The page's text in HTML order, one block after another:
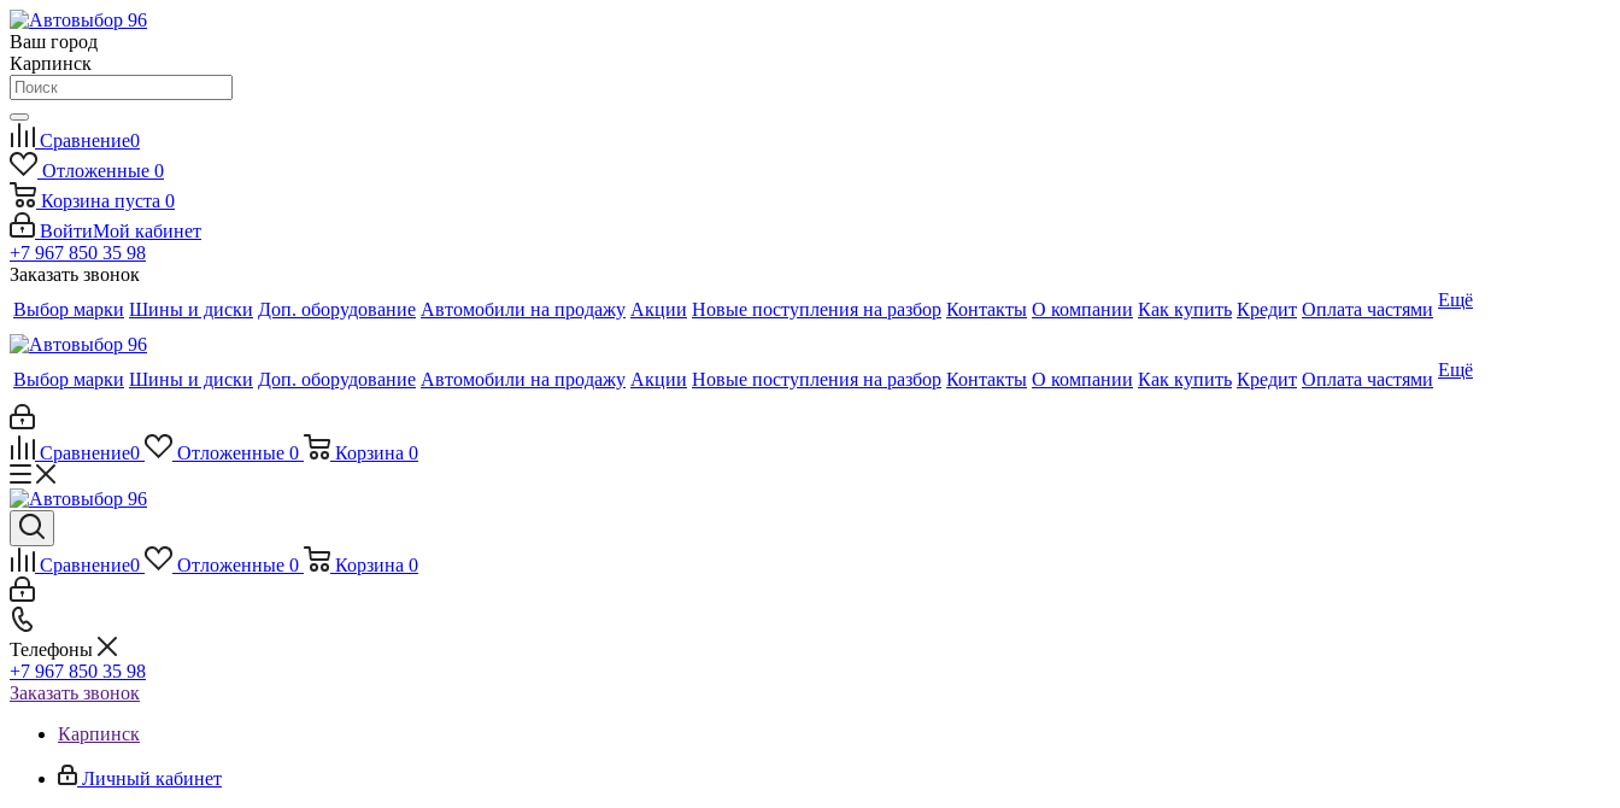
Ваш город
Карпинск
Сравнение0
Отложенные 0
Корзина пуста 0
ВойтиМой кабинет
+7 967 850 35 98
Заказать звонок
Выбор марки Шины и диски Доп. оборудование Автомобили на продажу Акции Новые поступления на разбор Контакты О компании Как купить Кредит Оплата частями Ещё
Выбор марки Шины и диски Доп. оборудование Автомобили на продажу Акции Новые поступления на разбор Контакты О компании Как купить Кредит Оплата частями Ещё
Сравнение0 Отложенные 0 Корзина 0
Сравнение0 Отложенные 0 Корзина 0
Телефоны
+7 967 850 35 98
Заказать звонок
Карпинск
Личный кабинет